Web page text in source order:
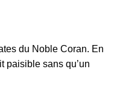
paisible sans qu’un